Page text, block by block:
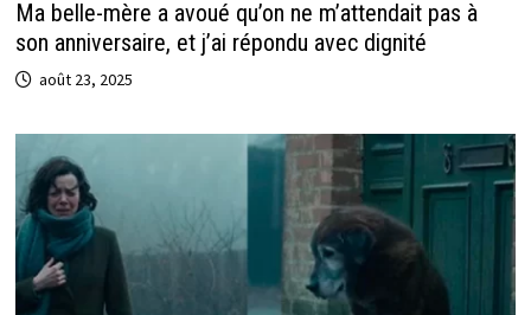
Ma belle-mère a avoué qu’on ne m’attendait pas à
son anniversaire, et j’ai répondu avec dignité
août 23, 2025